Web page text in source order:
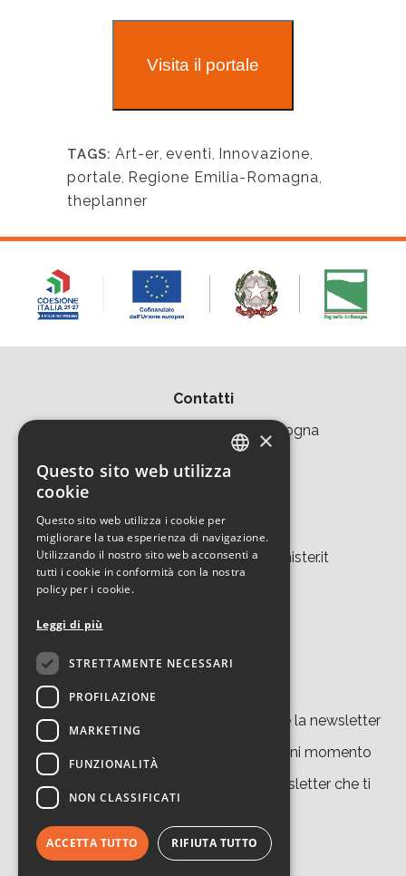
Visita il portale
TAGS: Art-er eventi Innovazione
portale Regione Emilia-Romagna
theplanner
Contatti
Area della Ricerca CNR di Bologna
Via Piero Gobetti 101
Tel. +39 051 639 8457
tecnopolo.bo.cnr@laboratoriomister.it
Iscriviti alla newsletter
Cliccando su “
” accetti di ricevere la newsletter
del nostro sito. Potrai disiscriverti in ogni momento
grazie al link presente in ciascuna newsletter che ti
×
Questo sito web utilizza
cookie
Questo sito web utilizza i cookie per
migliorare la tua esperienza di navigazione.
Utilizzando il nostro sito web acconsenti a
tutti i cookie in conformità con la nostra
policy per i cookie.
Leggi di più
STRETTAMENTE NECESSARI
PROFILAZIONE
MARKETING
FUNZIONALITÀ
NON CLASSIFICATI
ACCETTA TUTTO RIFIUTA TUTTO